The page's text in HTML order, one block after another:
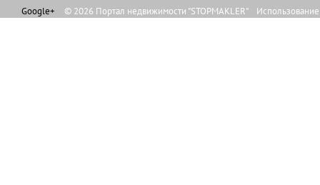
Google+ © 2026 Портал недвижимости "STOPMAKLER"